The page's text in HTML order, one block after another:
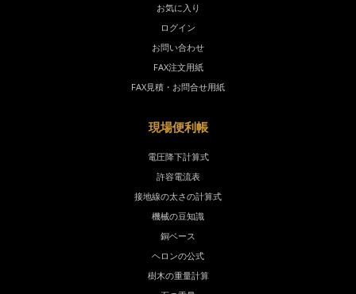
お気に入り
ログイン
お問い合わせ
FAX注文用紙
FAX見積・お問合せ用紙
現場便利帳
電圧降下計算式
許容電流表
接地線の太さの計算式
機械の豆知識
銅ベース
ヘロンの公式
樹木の重量計算